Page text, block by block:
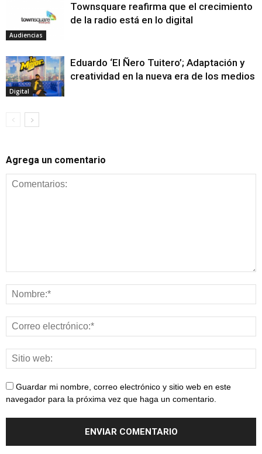
Audiencias
Townsquare reafirma que el crecimiento
de la radio está en lo digital
Digital
Eduardo ‘El Ñero Tuitero’; Adaptación y
creatividad en la nueva era de los medios
Agrega un comentario
Guardar mi nombre, correo electrónico y sitio web en este
navegador para la próxima vez que haga un comentario.